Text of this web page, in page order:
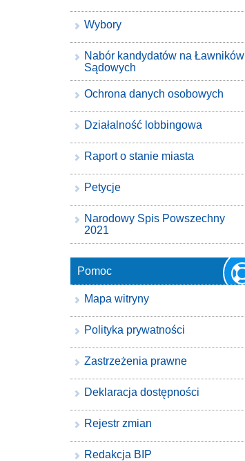
Wybory
Nabór kandydatów na Ławników
Sądowych
Ochrona danych osobowych
Działalność lobbingowa
Raport o stanie miasta
Petycje
Narodowy Spis Powszechny
2021
Pomoc
Mapa witryny
Polityka prywatności
Zastrzeżenia prawne
Deklaracja dostępności
Rejestr zmian
Redakcja BIP